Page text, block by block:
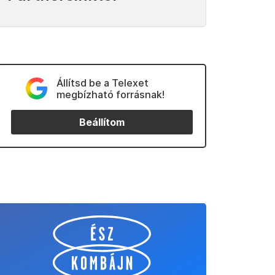
Állítsd be a Telexet
megbízható forrásnak!
Beállítom